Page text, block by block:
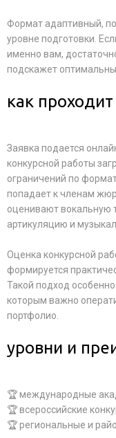
Формат адаптивный,
уровне подготовки.
именно вам,
подскажет
как проходит
Заявка подается
конкурсной работы
ограничений по
попадает к членам
оценивают вокальную
артикуляцию и
Оценка конкурсной
формируется
Такой подход
которым важно
портфолио.
уровни и
🏆 международные
🏆 всероссийские
🏆 региональные и